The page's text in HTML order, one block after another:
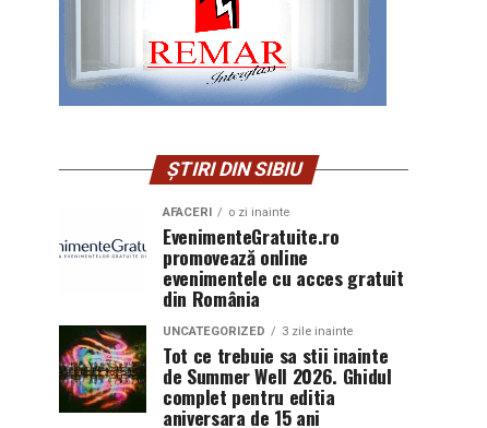
ȘTIRI DIN SIBIU
AFACERI o zi inainte
EvenimenteGratuite.ro
promovează online
evenimentele cu acces gratuit
din România
UNCATEGORIZED 3 zile inainte
Tot ce trebuie sa stii inainte
de Summer Well 2026. Ghidul
complet pentru editia
aniversara de 15 ani